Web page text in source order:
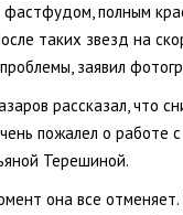
фастфудом, полным
таких звезд на
заявил
рассказал, что
пожалел о работе
Терешиной.
она все